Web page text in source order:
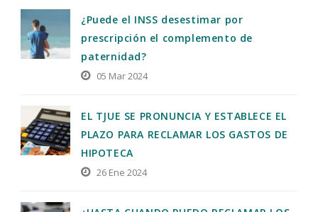
¿Puede el INSS desestimar por
prescripción el complemento de
paternidad?
05 Mar 2024
EL TJUE SE PRONUNCIA Y ESTABLECE EL
PLAZO PARA RECLAMAR LOS GASTOS DE
HIPOTECA
26 Ene 2024